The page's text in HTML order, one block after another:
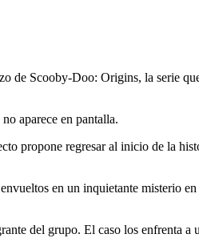
de Scooby-Doo: Origins, la serie
no aparece en pantalla.
propone regresar al inicio de la
en un inquietante misterio
del grupo. El caso los enfrenta a